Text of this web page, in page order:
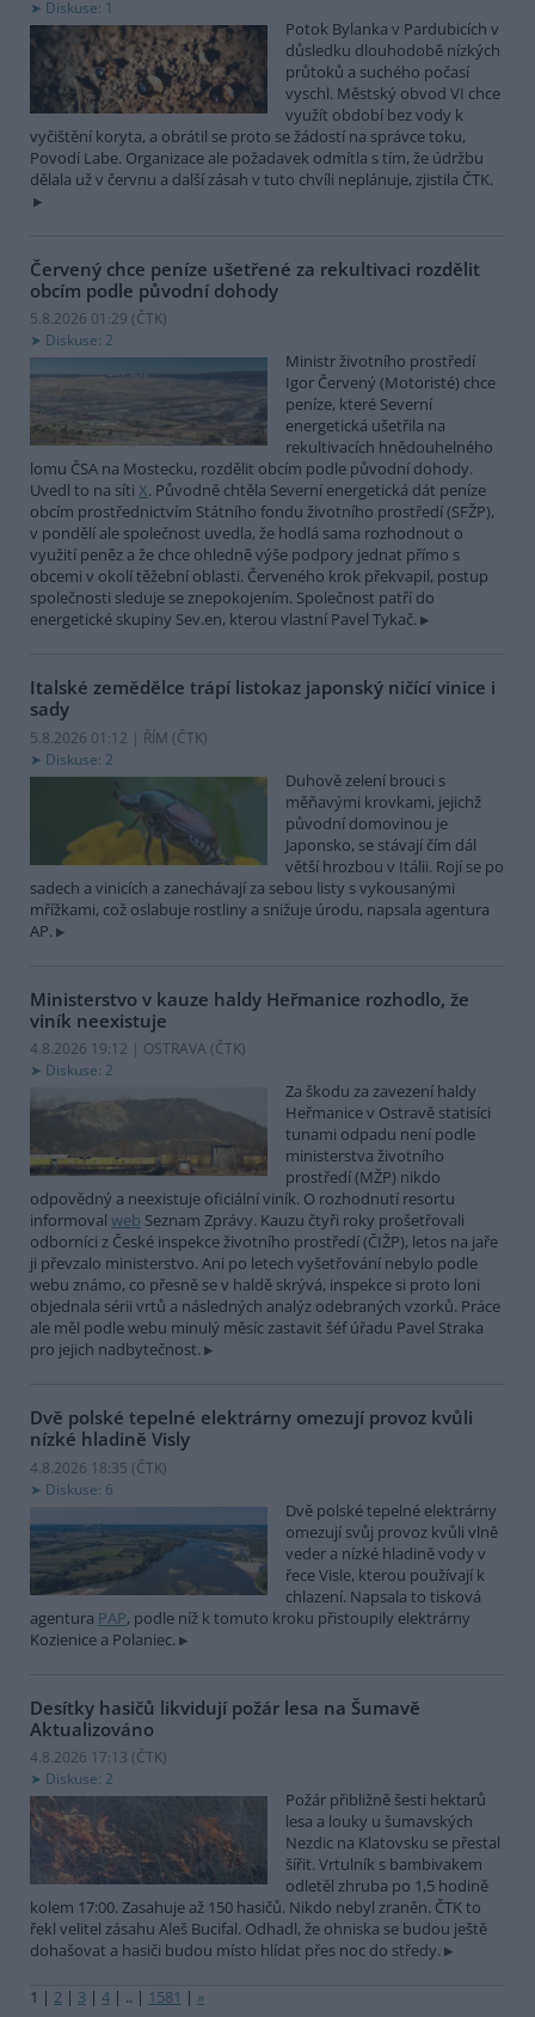
Diskuse: 1
Potok Bylanka v Pardubicích v
důsledku dlouhodobě nízkých
průtoků a suchého počasí
vyschl. Městský obvod VI chce
využít období bez vody k
vyčištění koryta, a obrátil se proto se žádostí na správce toku,
Povodí Labe. Organizace ale požadavek odmítla s tím, že údržbu
dělala už v červnu a další zásah v tuto chvíli neplánuje, zjistila ČTK.
Červený chce peníze ušetřené za rekultivaci rozdělit
obcím podle původní dohody
5.8.2026 01:29 (ČTK)
Diskuse: 2
Ministr životního prostředí
Igor Červený (Motoristé) chce
peníze, které Severní
energetická ušetřila na
rekultivacích hnědouhelného
lomu ČSA na Mostecku, rozdělit obcím podle původní dohody.
Uvedl to na síti X. Původně chtěla Severní energetická dát peníze
obcím prostřednictvím Státního fondu životního prostředí (SFŽP),
v pondělí ale společnost uvedla, že hodlá sama rozhodnout o
využití peněz a že chce ohledně výše podpory jednat přímo s
obcemi v okolí těžební oblasti. Červeného krok překvapil, postup
společnosti sleduje se znepokojením. Společnost patří do
energetické skupiny Sev.en, kterou vlastní Pavel Tykač.
Italské zemědělce trápí listokaz japonský ničící vinice i
sady
5.8.2026 01:12 | ŘÍM (ČTK)
Diskuse: 2
Duhově zelení brouci s
měňavými krovkami, jejichž
původní domovinou je
Japonsko, se stávají čím dál
větší hrozbou v Itálii. Rojí se po
sadech a vinicích a zanechávají za sebou listy s vykousanými
mřížkami, což oslabuje rostliny a snižuje úrodu, napsala agentura
AP.
Ministerstvo v kauze haldy Heřmanice rozhodlo, že
viník neexistuje
4.8.2026 19:12 | OSTRAVA (ČTK)
Diskuse: 2
Za škodu za zavezení haldy
Heřmanice v Ostravě statisíci
tunami odpadu není podle
ministerstva životního
prostředí (MŽP) nikdo
odpovědný a neexistuje oficiální viník. O rozhodnutí resortu
informoval web Seznam Zprávy. Kauzu čtyři roky prošetřovali
odborníci z České inspekce životního prostředí (ČIŽP), letos na jaře
ji převzalo ministerstvo. Ani po letech vyšetřování nebylo podle
webu známo, co přesně se v haldě skrývá, inspekce si proto loni
objednala sérii vrtů a následných analýz odebraných vzorků. Práce
ale měl podle webu minulý měsíc zastavit šéf úřadu Pavel Straka
pro jejich nadbytečnost.
Dvě polské tepelné elektrárny omezují provoz kvůli
nízké hladině Visly
4.8.2026 18:35 (ČTK)
Diskuse: 6
Dvě polské tepelné elektrárny
omezují svůj provoz kvůli vlně
veder a nízké hladině vody v
řece Visle, kterou používají k
chlazení. Napsala to tisková
agentura PAP, podle níž k tomuto kroku přistoupily elektrárny
Kozienice a Polaniec.
Desítky hasičů likvidují požár lesa na Šumavě
Aktualizováno
4.8.2026 17:13 (ČTK)
Diskuse: 2
Požár přibližně šesti hektarů
lesa a louky u šumavských
Nezdic na Klatovsku se přestal
šířit. Vrtulník s bambivakem
odletěl zhruba po 1,5 hodině
kolem 17:00. Zasahuje až 150 hasičů. Nikdo nebyl zraněn. ČTK to
řekl velitel zásahu Aleš Bucifal. Odhadl, že ohniska se budou ještě
dohašovat a hasiči budou místo hlídat přes noc do středy.
1 | 2 | 3 | 4 | .. | 1581 | »